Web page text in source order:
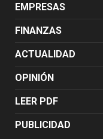
EMPRESAS
FINANZAS
ACTUALIDAD
OPINIÓN
LEER PDF
PUBLICIDAD